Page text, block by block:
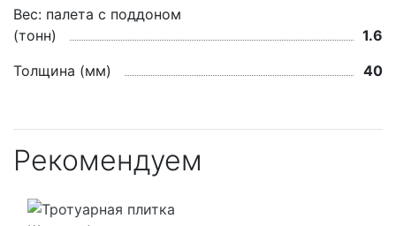
Вес: палета с поддоном
(тонн)
1.6
Толщина (мм)
40
Рекомендуем